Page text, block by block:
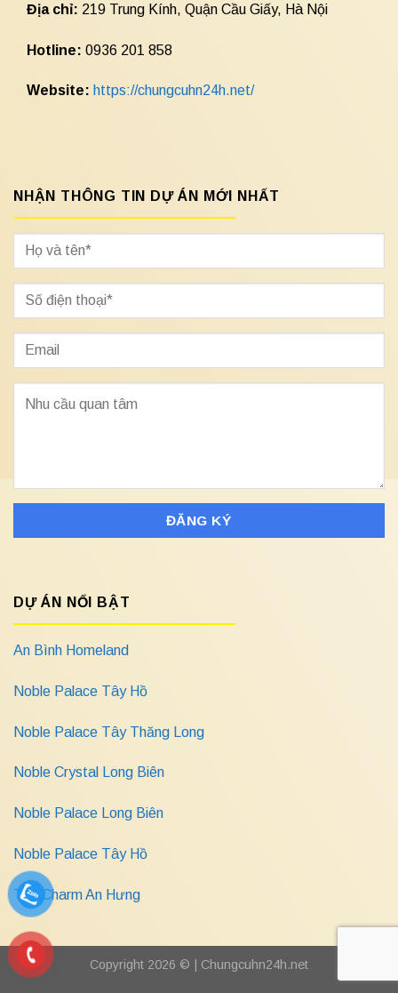
Địa chỉ: 219 Trung Kính, Quận Cầu Giấy, Hà Nội
Hotline: 0936 201 858
Website: https://chungcuhn24h.net/
NHẬN THÔNG TIN DỰ ÁN MỚI NHẤT
DỰ ÁN NỔI BẬT
An Bình Homeland
Noble Palace Tây Hồ
Noble Palace Tây Thăng Long
Noble Crystal Long Biên
Noble Palace Long Biên
Noble Palace Tây Hồ
The Charm An Hưng
Copyright 2026 © | Chungcuhn24h.net